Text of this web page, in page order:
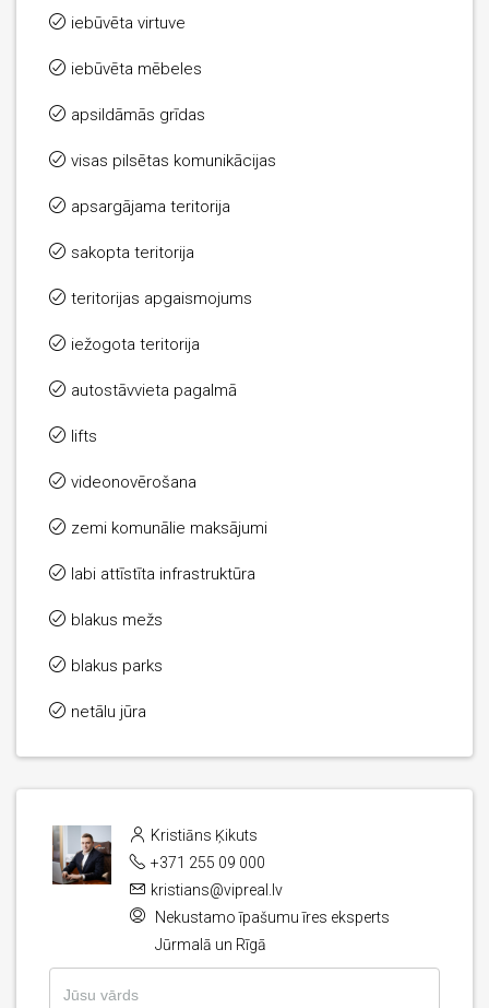
iebūvēta virtuve
iebūvēta mēbeles
apsildāmās grīdas
visas pilsētas komunikācijas
apsargājama teritorija
sakopta teritorija
teritorijas apgaismojums
iežogota teritorija
autostāvvieta pagalmā
lifts
videonovērošana
zemi komunālie maksājumi
labi attīstīta infrastruktūra
blakus mežs
blakus parks
netālu jūra
Kristiāns Ķikuts
+371 255 09 000
kristians@vipreal.lv
Nekustamo īpašumu īres eksperts
Jūrmalā un Rīgā